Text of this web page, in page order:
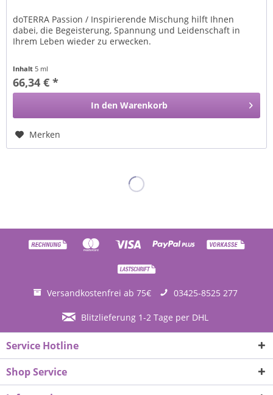
doTERRA Passion / Inspirierende Mischung hilft Ihnen
dabei, die Begeisterung, Spannung und Leidenschaft in
Ihrem Leben wieder zu erwecken.
Inhalt 5 ml
66,34 € *
In den Warenkorb
Merken
Versandkostenfrei ab 75€ 03425-8525 277
Blitzlieferung 1-2 Tage per DHL
Service Hotline
Shop Service